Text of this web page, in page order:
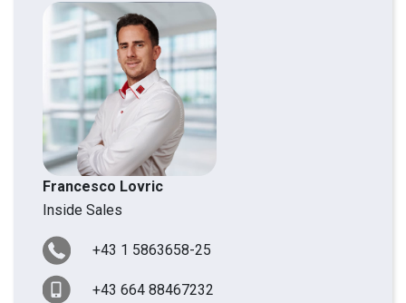
Francesco Lovric
Inside Sales
+43 1 5863658-25
+43 664 88467232